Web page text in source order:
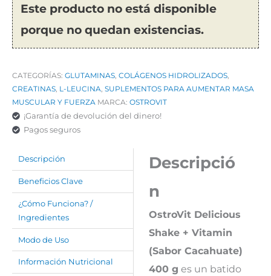
Este producto no está disponible
porque no quedan existencias.
CATEGORÍAS: GLUTAMINAS COLÁGENOS HIDROLIZADOS
CREATINAS L-LEUCINA SUPLEMENTOS PARA AUMENTAR MASA
MUSCULAR Y FUERZA MARCA: OSTROVIT
¡Garantía de devolución del dinero!
Pagos seguros
Descripción
Beneficios Clave
¿Cómo Funciona? /
Ingredientes
Modo de Uso
Información Nutricional
Descripció
n
OstroVit Delicious
Shake + Vitamin
(Sabor Cacahuate)
400 g es un batido